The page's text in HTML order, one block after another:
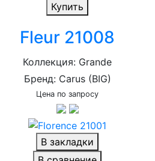
Купить
Fleur 21008
Коллекция: Grande
Бренд: Carus (BIG)
Цена по запросу
В закладки